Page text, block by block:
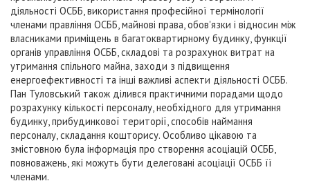
діяльності ОСББ, використання професійної термінології
членами правління ОСББ, майнові права, обов'язки і відносин між
власниками приміщень в багатоквартирному будинку, функції
органів управління ОСББ, складові та розрахунок витрат на
утримання спільного майна, заходи з підвищення
енергоефективності та інші важливі аспекти діяльності ОСББ.
Пан Туловський також ділився практичними порадами щодо
розрахунку кількості персоналу, необхідного для утримання
будинку, прибудинкової території, способів наймання
персоналу, складання кошторису. Особливо цікавою та
змістовною була інформація про створення асоціацій ОСББ,
повноважень, які можуть бути делеговані асоціації ОСББ її
членами.